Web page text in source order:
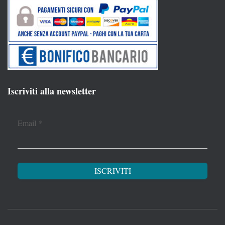
Iscriviti alla newsletter
Email *